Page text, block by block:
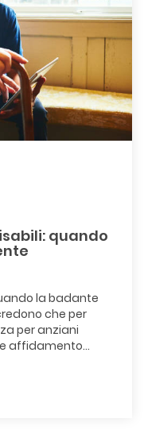
quando
la badante
che per
per anziani
affidamento...